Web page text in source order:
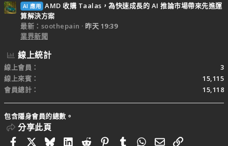
AI 應用 AMD 收購 Taalas，為快速成長的 AI 推論市場帶來先進運
算解決方案
最新：soothepain
昨天 19:39
業界新聞
線上統計
線上會員
3
線上來賓
15,115
會員總計
15,118
包含隱身會員的總數。
分享此頁
FacebookBlueskyLinkedIn
RedditPinterestTumblrWhatsApp
電子郵件
連結